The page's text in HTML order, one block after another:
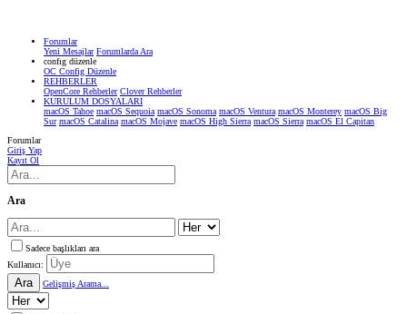
Forumlar
Yeni Mesajlar Forumlarda Ara
confıg düzenle
OC Config Düzenle
REHBERLER
OpenCore Rehberler Clover Rehberler
KURULUM DOSYALARI
macOS Tahoe macOS Sequoia macOS Sonoma macOS Ventura macOS Monterey macOS Big
Sur macOS Catalina macOS Mojave macOS High Sierra macOS Sierra macOS El Capitan
Forumlar
Giriş Yap
Kayıt Ol
Ara
Sadece başlıkları ara
Kullanıcı:
Ara Gelişmiş Arama...